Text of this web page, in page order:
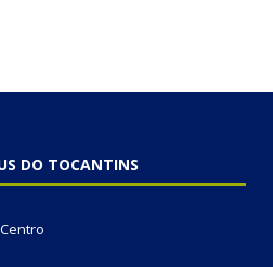
DO TOCANTINS